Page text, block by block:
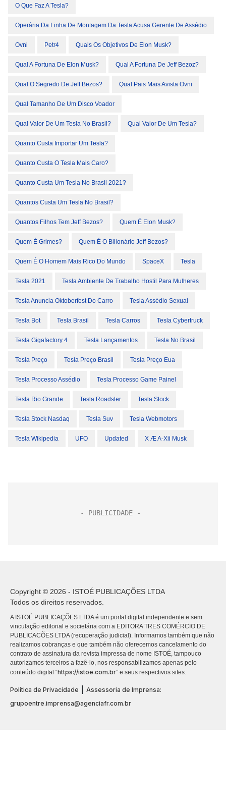
O Que Faz A Tesla?
Operária Da Linha De Montagem Da Tesla Acusa Gerente De Assédio
Ovni Petr4 Quais Os Objetivos De Elon Musk?
Qual A Fortuna De Elon Musk? Qual A Fortuna De Jeff Bezoz?
Qual O Segredo De Jeff Bezos? Qual Pais Mais Avista Ovni
Qual Tamanho De Um Disco Voador
Qual Valor De Um Tesla No Brasil? Qual Valor De Um Tesla?
Quanto Custa Importar Um Tesla?
Quanto Custa O Tesla Mais Caro?
Quanto Custa Um Tesla No Brasil 2021?
Quantos Custa Um Tesla No Brasil?
Quantos Filhos Tem Jeff Bezos? Quem É Elon Musk?
Quem É Grimes? Quem É O Bilionário Jeff Bezos?
Quem É O Homem Mais Rico Do Mundo SpaceX Tesla
Tesla 2021 Tesla Ambiente De Trabalho Hostil Para Mulheres
Tesla Anuncia Oktoberfest Do Carro Tesla Assédio Sexual
Tesla Bot Tesla Brasil Tesla Carros Tesla Cybertruck
Tesla Gigafactory 4 Tesla Lançamentos Tesla No Brasil
Tesla Preço Tesla Preço Brasil Tesla Preço Eua
Tesla Processo Assédio Tesla Processo Game Painel
Tesla Rio Grande Tesla Roadster Tesla Stock
Tesla Stock Nasdaq Tesla Suv Tesla Webmotors
Tesla Wikipedia UFO Updated X Æ A-Xii Musk
Copyright © 2026 - ISTOÉ PUBLICAÇÕES LTDA
Todos os direitos reservados.
A ISTOÉ PUBLICAÇÕES LTDA é um portal digital independente e sem
vinculação editorial e societária com a EDITORA TRES COMÉRCIO DE
PUBLICACÕES LTDA (recuperação judicial). Informamos também que não
realizamos cobranças e que também não oferecemos cancelamento do
contrato de assinatura da revista impressa de nome ISTOÉ, tampouco
autorizamos terceiros a fazê-lo, nos responsabilizamos apenas pelo
conteúdo digital “https://istoe.com.br” e seus respectivos sites.
Política de Privacidade
Assessoria de Imprensa:
grupoentre.imprensa@agenciafr.com.br